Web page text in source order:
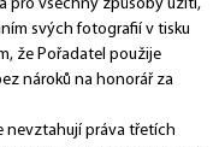
pro všechny způsoby užití,
svých fotografií v tisku
že Pořadatel použije
nároků na honorář za
nevztahují práva třetích